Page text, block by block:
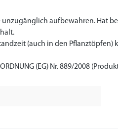
aufbewahren.
(auch in den
(EG) Nr. 889/2008